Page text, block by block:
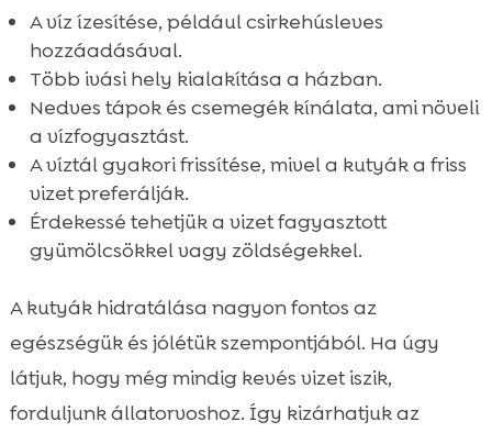
A víz ízesítése, például csirkehúsleves
hozzáadásával.
Több ivási hely kialakítása a házban.
Nedves tápok és csemegék kínálata, ami növeli
a vízfogyasztást.
A víztál gyakori frissítése, mivel a kutyák a friss
vizet preferálják.
Érdekessé tehetjük a vizet fagyasztott
gyümölcsökkel vagy zöldségekkel.
A kutyák hidratálása nagyon fontos az
egészségük és jólétük szempontjából. Ha úgy
látjuk, hogy még mindig kevés vizet iszik,
forduljunk állatorvoshoz. Így kizárhatjuk az